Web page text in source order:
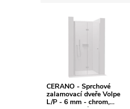
CERANO - Sprchové
zalamovací dveře Volpe
L/P - 6 mm - chrom,